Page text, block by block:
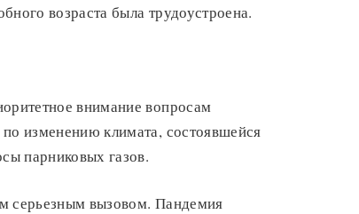
возраста была трудоустроена.
внимание вопросам
изменению климата, состоявшейся
парниковых газов.
серьезным вызовом. Пандемия